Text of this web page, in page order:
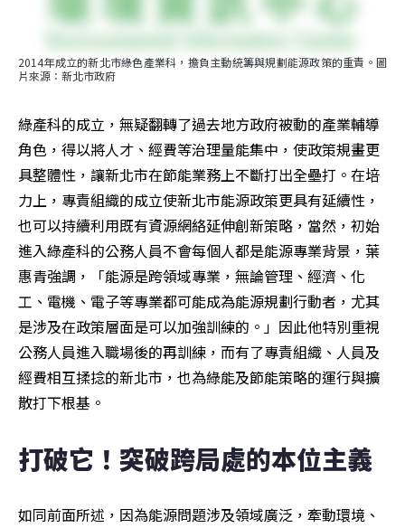
2014年成立的新北市綠色產業科，擔負主動統籌與規劃能源政策的重責。圖
片來源：新北市政府
綠產科的成立，無疑翻轉了過去地方政府被動的產業輔導
角色，得以將人才、經費等治理量能集中，使政策規畫更
具整體性，讓新北市在節能業務上不斷打出全壘打。在培
力上，專責組織的成立使新北市能源政策更具有延續性，
也可以持續利用既有資源網絡延伸創新策略，當然，初始
進入綠產科的公務人員不會每個人都是能源專業背景，葉
惠青強調，「能源是跨領域專業，無論管理、經濟、化
工、電機、電子等專業都可能成為能源規劃行動者，尤其
是涉及在政策層面是可以加強訓練的。」因此他特別重視
公務人員進入職場後的再訓練，而有了專責組織、人員及
經費相互揉捻的新北市，也為綠能及節能策略的運行與擴
散打下根基。
打破它！突破跨局處的本位主義
如同前面所述，因為能源問題涉及領域廣泛，牽動環境、